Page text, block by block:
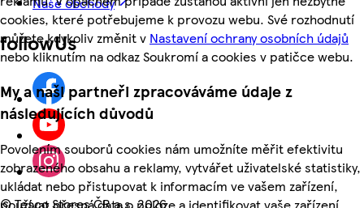
cookies, které potřebujeme k provozu webu. Své rozhodnutí
můžete kdykoliv změnit v Nastavení ochrany osobních údajů
nebo kliknutím na odkaz Soukromí a cookies v patičce webu.
My a naši partneři zpracováváme údaje z
následujících důvodů
Povolením souborů cookies nám umožníte měřit efektivitu
zobrazeného obsahu a reklamy, vytvářet uživatelské statistiky,
ukládat nebo přistupovat k informacím ve vašem zařízení,
followUs
©Tesco Stores ČR a.s. 2026